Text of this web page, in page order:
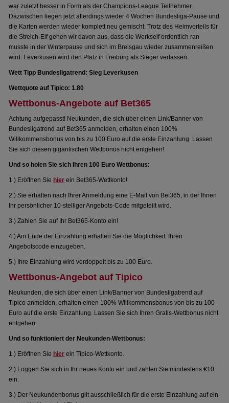
war zuletzt besser in Form als der Champions-League Teilnehmer.
Dazwischen liegen jetzt allerdings wieder 4 Wochen Bundesliga-Pause und
die Karten werden wieder komplett neu gemischt. Trotz des Heimvorteils für
die Streich-Elf gehen wir davon aus, dass die Werkself ordentlich ran
musste in der Winterpause und sich im Breisgau wieder zusammenreißen
wird. Leverkusen wird den Platz in Freiburg als Sieger verlassen.
Wett Tipp Bundesligatrend: Sieg Leverkusen
Wettquote auf Tipico: 1.80
Wettbonus-Angebote auf Bet365
Achtung aufgepasst! Neukunden, die sich über einen Link/Banner von
Bundesligatrend auf Bet365 anmelden, erhalten einen 100%
Willkommensbonus von bis zu 100 Euro auf die erste Einzahlung. Lassen
Sie sich diesen gigantischen Wettbonus nicht entgehen!
Und so holen Sie sich Ihren 100 Euro Wettbonus:
1.) Eröffnen Sie hier ein Bet365-Wettkonto!
2.) Sie erhalten nach Ihrer Anmeldung eine E-Mail von Bet365, in der Ihnen
Ihr persönlicher 10-stelliger Angebots-Code mitgeteilt wird.
3.) Zahlen Sie auf Ihr Bet365-Konto ein!
4.) Am Ende der Einzahlung erhalten Sie die Möglichkeit, Ihren
Angebotscode einzugeben.
5.) Ihre Einzahlung wird verdoppelt bis zu 100 Euro.
Wettbonus-Angebot auf Tipico
Neukunden, die sich über einen Link/Banner von Bundesligatrend auf
Tipico anmelden, erhalten einen 100% Willkommensbonus von bis zu 100
Euro auf die erste Einzahlung. Lassen Sie sich Ihren Gratis-Wettbonus nicht
entgehen.
Und so funktioniert der Neukunden-Wettbonus:
1.) Eröffnen Sie hier ein Tipico-Wettkonto.
2.) Loggen Sie sich in Ihr neues Konto ein und zahlen Sie mindestens €10
ein.
3.) Der Neukundenbonus gilt ausschließlich für die erste Einzahlung auf ein